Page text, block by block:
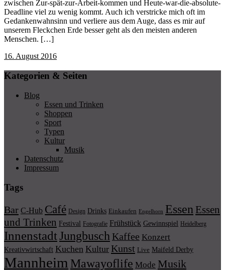
zwischen Zur-spät-zur-Arbeit-kommen und Heute-war-die-absolute-
Deadline viel zu wenig kommt. Auch ich verstricke mich oft im
Gedankenwahnsinn und verliere aus dem Auge, dass es mir auf
unserem Fleckchen Erde besser geht als den meisten anderen
Menschen. […]
16. August 2016
Kategorien & Seiten
Blog
Essen und Trinken
Shoppen
Sport
Typen
Kultur
Musik
Datenschutz
Impressum
Tags
Bar C-Hub Café Design Drinks Einkaufen Engelhorn Essen Essen
und Trinken Festival Fotografie Frühstück Gewinnspiel Heidelberg
InnenstadtJungbusch Kaffee Konzert
Kreativwirtschaft Kuchen Kultur Kunst Live Maifeld Derby
Mannheim Mawayoflife Mode Musik